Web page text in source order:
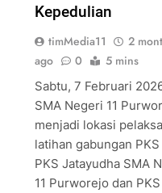
Kepedulian
timMedia11
2
ago
0 5 mins
Sabtu, 7 Februari
SMA Negeri 11
menjadi lokasi
latihan gabungan
PKS Jatayudha SMA
11 Purworejo dan PKS